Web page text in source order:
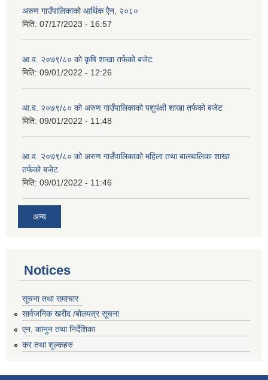
अरुण गाउँपालिकाको आर्थिक ऐेन, २०८०
मिति: 07/17/2023 - 16:57
आ.व. २०७९/८० को कृषि शाखा तर्फको बजेट
मिति: 09/01/2022 - 12:26
आ.व. २०७९/८० को अरुण गाउँपालिकाको पशुपंक्षी शाखा तर्फको बजेट
मिति: 09/01/2022 - 11:48
आ.व. २०७९/८० को अरुण गाउँपालिकाको महिला तथा बालबालिका शाखा
तर्फको बजेट
मिति: 09/01/2022 - 11:46
अन्य
Notices
सूचना तथा समाचार
सार्वजनिक खरीद /बोलपत्र सूचना
एन, कानुन तथा निर्देशिका
कर तथा शुल्कहरु